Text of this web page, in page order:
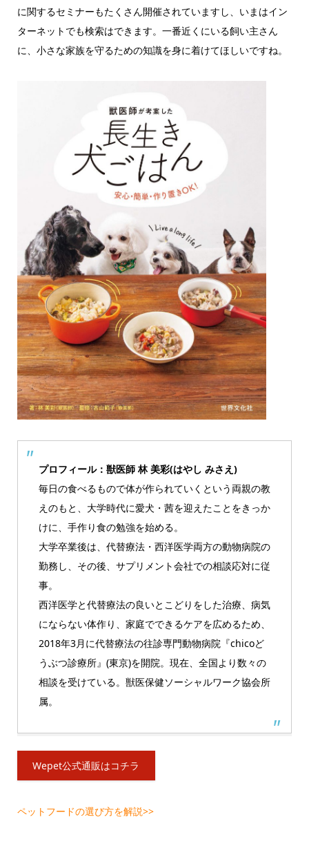
に関するセミナーもたくさん開催されていますし、いまはイン
ターネットでも検索はできます。一番近くにいる飼い主さん
に、小さな家族を守るための知識を身に着けてほしいですね。
プロフィール：獣医師 林 美彩(はやし みさえ)
毎日の食べるもので体が作られていくという両親の教
えのもと、大学時代に愛犬・茜を迎えたことをきっか
けに、手作り食の勉強を始める。
大学卒業後は、代替療法・西洋医学両方の動物病院の
勤務し、その後、サプリメント会社での相談応対に従
事。
西洋医学と代替療法の良いとこどりをした治療、病気
にならない体作り、家庭でできるケアを広めるため、
2018年3月に代替療法の往診専門動物病院『chicoど
うぶつ診療所』(東京)を開院。現在、全国より数々の
相談を受けている。獣医保健ソーシャルワーク協会所
属。
Wepet公式通販はコチラ
ペットフードの選び方を解説>>